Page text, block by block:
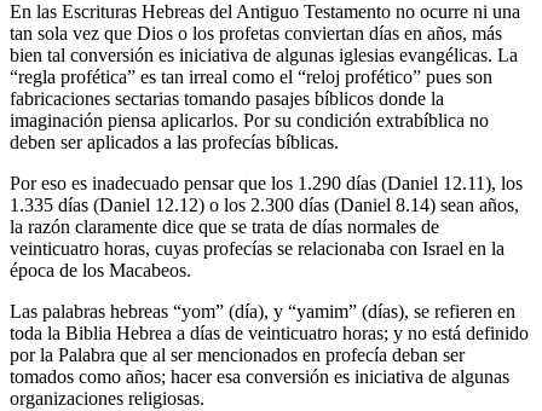
En las Escrituras Hebreas del Antiguo Testamento no ocurre ni una
tan sola vez que Dios o los profetas conviertan días en años, más
bien tal conversión es iniciativa de algunas iglesias evangélicas. La
“regla profética” es tan irreal como el “reloj profético” pues son
fabricaciones sectarias tomando pasajes bíblicos donde la
imaginación piensa aplicarlos. Por su condición extrabíblica no
deben ser aplicados a las profecías bíblicas.
Por eso es inadecuado pensar que los 1.290 días (Daniel 12.11), los
1.335 días (Daniel 12.12) o los 2.300 días (Daniel 8.14) sean años,
la razón claramente dice que se trata de días normales de
veinticuatro horas, cuyas profecías se relacionaba con Israel en la
época de los Macabeos.
Las palabras hebreas “yom” (día), y “yamim” (días), se refieren en
toda la Biblia Hebrea a días de veinticuatro horas; y no está definido
por la Palabra que al ser mencionados en profecía deban ser
tomados como años; hacer esa conversión es iniciativa de algunas
organizaciones religiosas.